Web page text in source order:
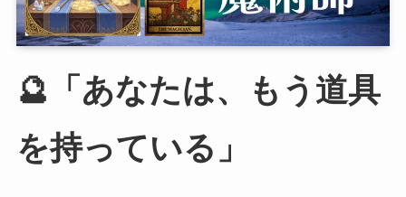
🔮「あなたは、もう道具
を持っている」